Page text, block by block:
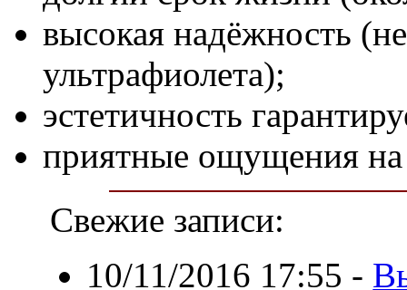
высокая надёжность
ультрафиолета);
эстетичность
приятные ощущения
Свежие записи:
10/11/2016 17:55 -